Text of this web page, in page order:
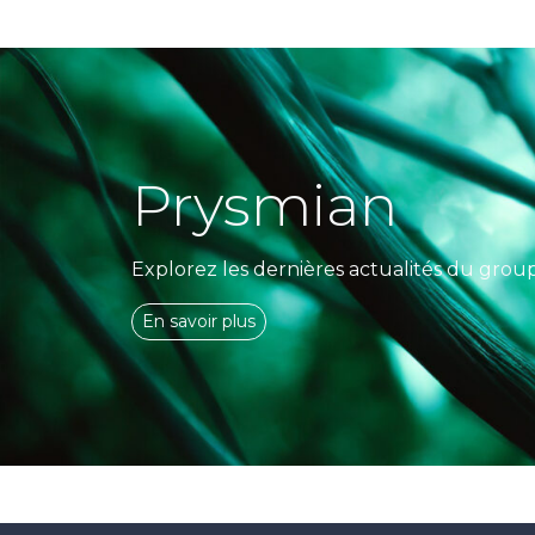
Prysmian
Explorez les dernières actualités du
En savoir plus